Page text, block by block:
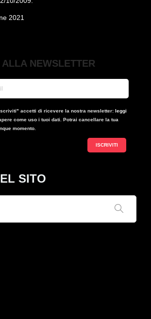
2021
NEWSLETTER
accetti di ricevere la nostra newsletter: leggi
come uso i tuoi dati. Potrai cancellare la tua
momento.
SITO